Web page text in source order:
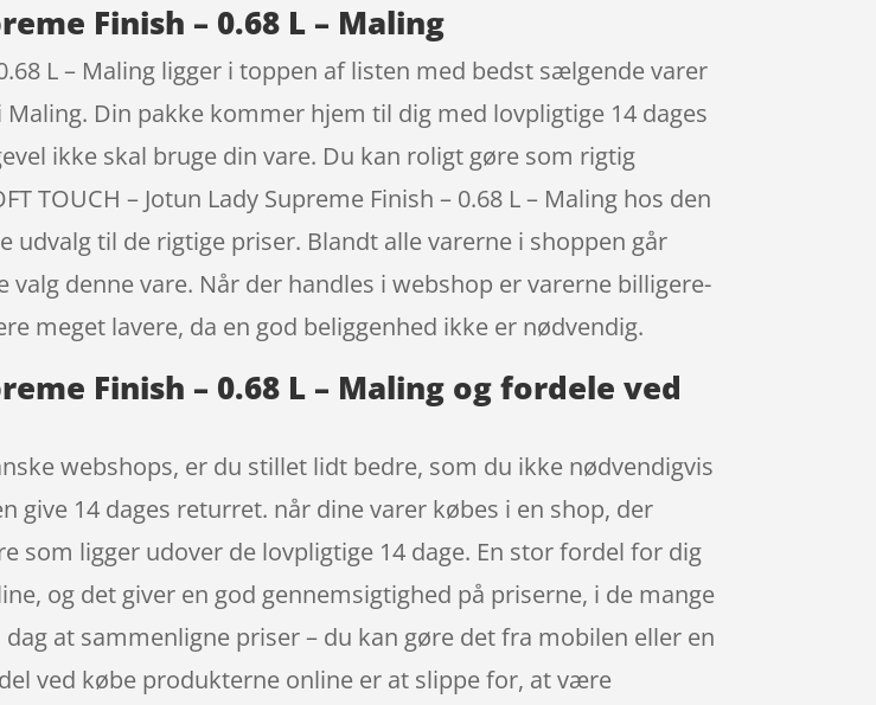
Finish – 0.68 L – Maling
L – Maling ligger i toppen af listen med bedst sælgende varer
Din pakke kommer hjem til dig med lovpligtige 14 dages
ikke skal bruge din vare. Du kan roligt gøre som rigtig
TOUCH – Jotun Lady Supreme Finish – 0.68 L – Maling hos den
til de rigtige priser. Blandt alle varerne i shoppen går
denne vare. Når der handles i webshop er varerne billigere-
meget lavere, da en god beliggenhed ikke er nødvendig.
Finish – 0.68 L – Maling og fordele ved
webshops, er du stillet lidt bedre, som du ikke nødvendigvis
give 14 dages returret. når dine varer købes i en shop, der
som ligger udover de lovpligtige 14 dage. En stor fordel for dig
og det giver en god gennemsigtighed på priserne, i de mange
at sammenligne priser – du kan gøre det fra mobilen eller en
ved købe produkterne online er at slippe for, at være